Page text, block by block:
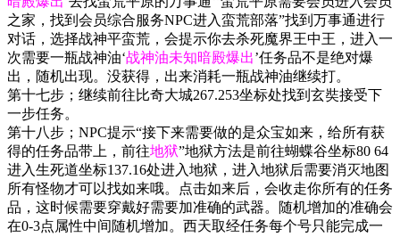
之家，找到会员综合服务NPC进入蛮荒部落”找到万事通进行
对话，选择战神平蛮荒，会提示你去杀死魔界王中王，进入一
次需要一瓶战神油‘战神油未知暗殿爆出’任务品不是绝对爆
出，随机出现。没获得，出来消耗一瓶战神油继续打。
第十七步；继续前往比奇大城267.253坐标处找到玄奘接受下
一步任务。
第十八步；NPC提示“接下来需要做的是众宝如来，给所有获
得的任务品带上，前往地狱”地狱方法是前往蝴蝶谷坐标80 64
进入生死道坐标137.16处进入地狱，进入地狱后需要消灭地图
所有怪物才可以找如来哦。点击如来后，会收走你所有的任务
品，这时候需要穿戴好需要加准确的武器。随机增加的准确会
在0-3点属性中间随机增加。西天取经任务每个号只能完成一